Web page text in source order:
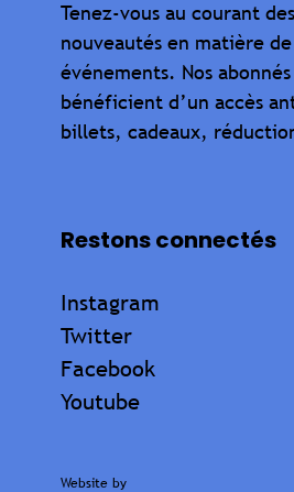
Tenez-vous au courant
nouveautés en matière
événements. Nos
bénéficient d’un accès
billets, cadeaux,
Restons connectés
Instagram
Twitter
Facebook
Youtube
Website by